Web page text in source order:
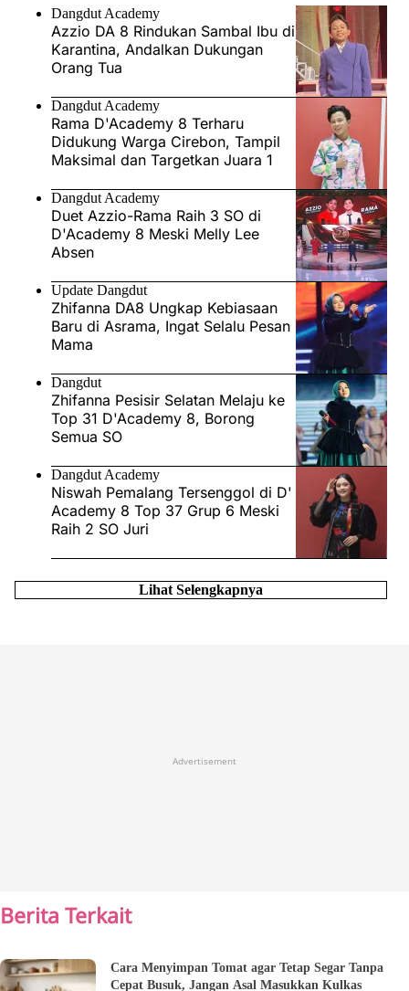
Dangdut Academy
Azzio DA 8 Rindukan Sambal Ibu di
Karantina, Andalkan Dukungan
Orang Tua
Dangdut Academy
Rama D'Academy 8 Terharu
Didukung Warga Cirebon, Tampil
Maksimal dan Targetkan Juara 1
Dangdut Academy
Duet Azzio-Rama Raih 3 SO di
D'Academy 8 Meski Melly Lee
Absen
Update Dangdut
Zhifanna DA8 Ungkap Kebiasaan
Baru di Asrama, Ingat Selalu Pesan
Mama
Dangdut
Zhifanna Pesisir Selatan Melaju ke
Top 31 D'Academy 8, Borong
Semua SO
Dangdut Academy
Niswah Pemalang Tersenggol di D'
Academy 8 Top 37 Grup 6 Meski
Raih 2 SO Juri
Lihat Selengkapnya
Advertisement
Berita Terkait
Cara Menyimpan Tomat agar Tetap Segar Tanpa
Cepat Busuk, Jangan Asal Masukkan Kulkas